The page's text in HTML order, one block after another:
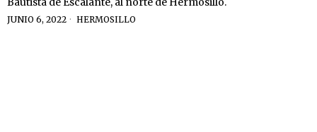
JUNIO 6, 2022 HERMOSILLO